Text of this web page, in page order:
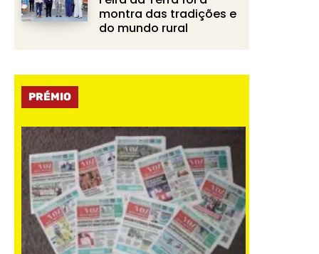
montra das tradições e
do mundo rural
PRÉMIO